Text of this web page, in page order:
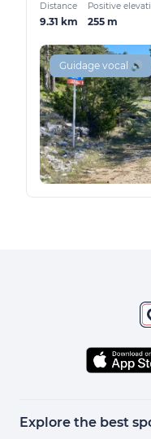
Distance
9.31 km
Positive
255 m
Guidage vocal 🔊
Explore the best